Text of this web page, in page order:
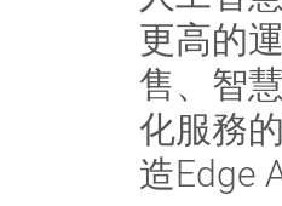
更高的
售、智
化服務
造Edge